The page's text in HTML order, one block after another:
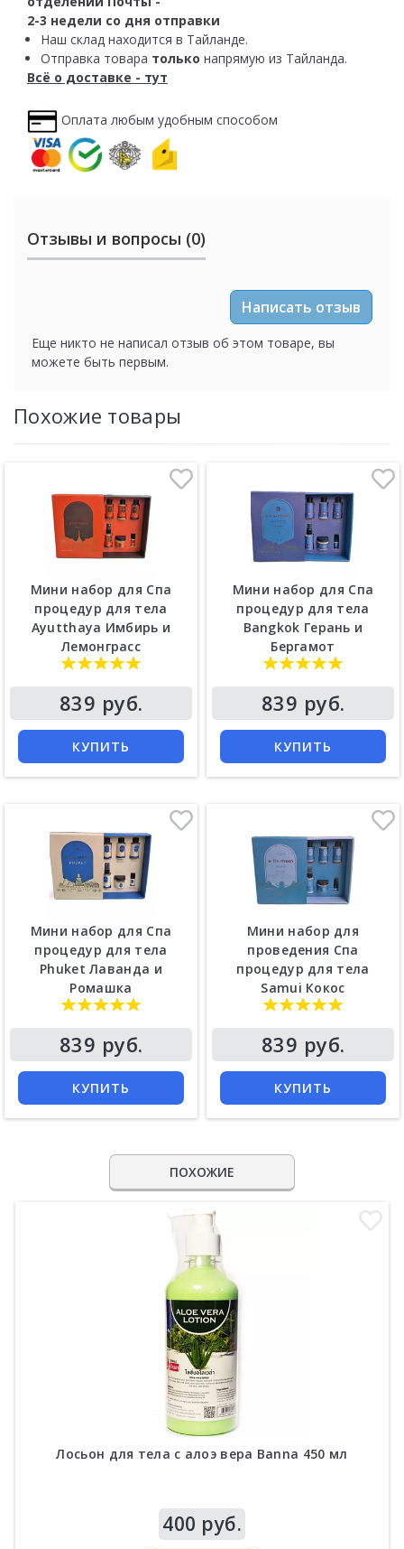
2-3 недели со дня отправки
Наш склад находится в Тайланде.
Отправка товара только напрямую из Тайланда.
Всё о доставке - тут
Оплата любым удобным способом
Отзывы и вопросы (0)
Написать отзыв
Еще никто не написал отзыв об этом товаре, вы
можете быть первым.
Похожие товары
Мини набор для Спа
процедур для тела
Ayutthaya Имбирь и
Лемонграсс
839 руб.
КУПИТЬ
Мини набор для Спа
процедур для тела
Bangkok Герань и
Бергамот
839 руб.
КУПИТЬ
Мини набор для Спа
процедур для тела
Phuket Лаванда и
Ромашка
839 руб.
КУПИТЬ
Мини набор для
проведения Спа
процедур для тела
Samui Кокос
839 руб.
КУПИТЬ
ПОХОЖИЕ
Лосьон для тела с алоэ вера Banna 450 мл
400 руб.